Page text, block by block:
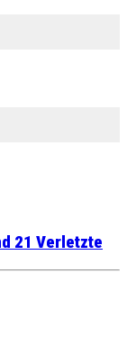
21 Verletzte